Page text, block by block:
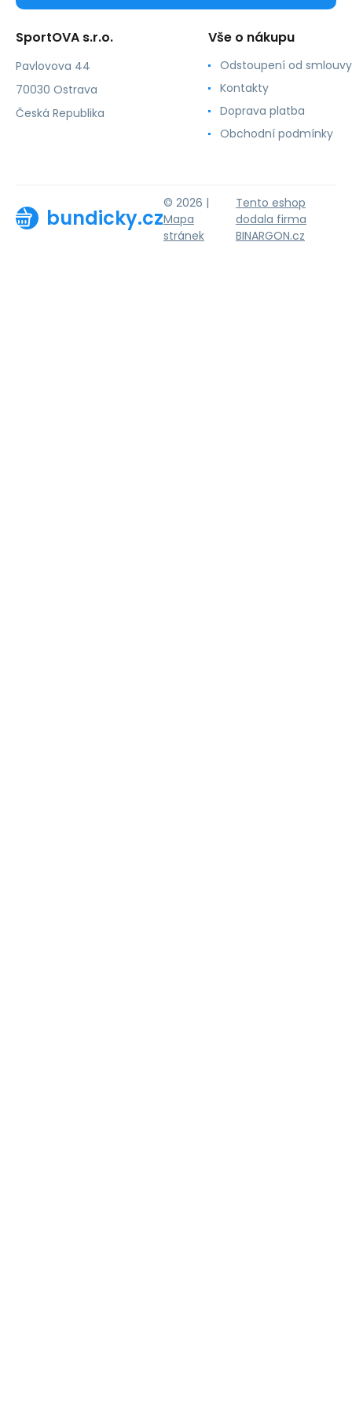
SportOVA s.r.o.
Pavlovova 44
70030 Ostrava
Česká Republika
Vše o nákupu
Odstoupení od smlouvy
Kontakty
Doprava platba
Obchodní podmínky
bundicky.cz
© 2026 |
Mapa
stránek
Tento eshop
dodala firma
BINARGON.cz